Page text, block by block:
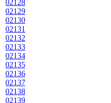
02128
02129
02130
02131
02132
02133
02134
02135
02136
02137
02138
02139